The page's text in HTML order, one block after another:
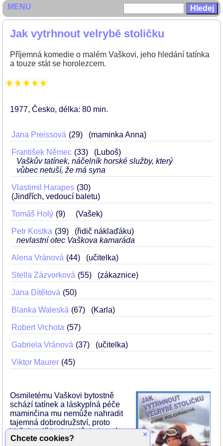
Jak vytrhnout velrybě stoličku
Příjemná komedie o malém Vaškovi, jeho hledání tatínka
a touze stát se horolezcem.
1977 Česko délka: 80 min
Jana Preissová 29 (maminka Anna)
František Němec 33
(Luboš)
Vaškův tatínek, náčelník horské služby, který
vůbec netuší, že má syna
Vlastimil Harapes 30
(Jindřích, vedoucí baletu)
Tomáš Holý 9 (Vašek)
Petr Kostka 39
(řidič náklaďáku)
nevlastní otec Vaškova kamaráda
Alena Vránová 44 (učitelka)
Stella Zázvorková 55 (zákaznice)
Jana Dítětová 50
Blanka Waleská 67 (Karla)
Robert Vrchota 57
Gabriela Vránová 37 (učitelka)
Viktor Maurer 45
Osmiletému Vaškovi bytostně
schází tatínek a láskyplná péče
maminčina mu nemůže nahradit
tajemná dobrodružství, proto
Vašek s dětinskou důsledností
hledá nového tatínka.
MENU
×
Chcete cookies?